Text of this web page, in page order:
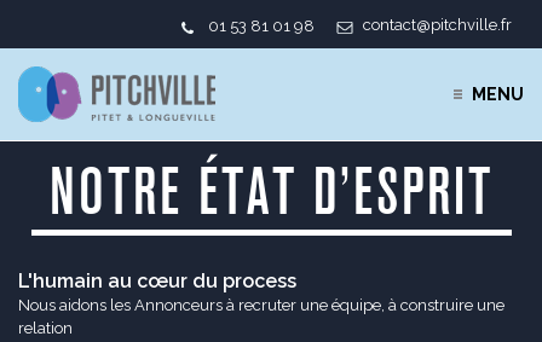
01 53 81 01 98 contact@pitchville.fr
MENU
NOTRE ÉTAT D’ESPRIT
L'humain au cœur du process
Nous aidons les Annonceurs à recruter une équipe, à construire une
relation